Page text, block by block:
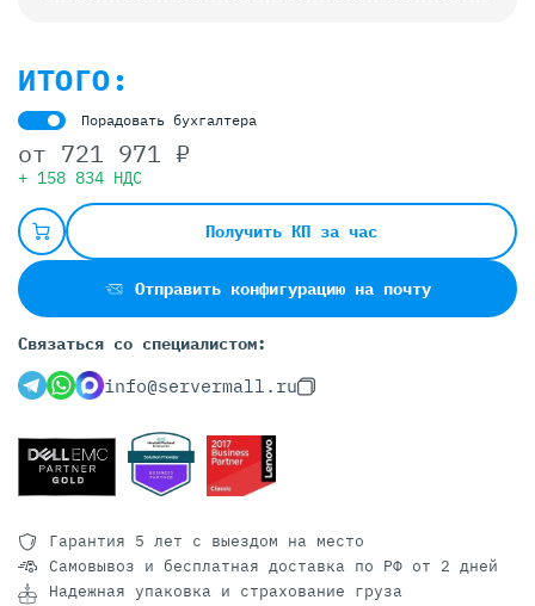
ИТОГО:
Порадовать бухгалтера
от 721 971 ₽
+ 158 834 НДС
Отправить конфигурацию на почту
Получить КП за час
Связаться со специалистом:
info@servermall.ru
Гарантия 5 лет с выездом на место
Самовывоз и бесплатная доставка по РФ от 2 дней
Надежная упаковка и страхование груза